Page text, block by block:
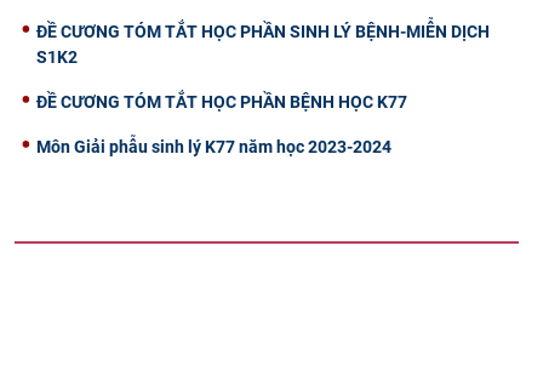
ĐỀ CƯƠNG TÓM TẮT HỌC PHẦN SINH LÝ BỆNH-MIỄN DỊCH
S1K2
ĐỀ CƯƠNG TÓM TẮT HỌC PHẦN BỆNH HỌC K77
Môn Giải phẫu sinh lý K77 năm học 2023-2024